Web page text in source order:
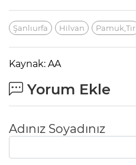
Şanlıurfa Hilvan Pamuk,Tır
Kaynak: AA
Yorum Ekle
Adınız Soyadınız